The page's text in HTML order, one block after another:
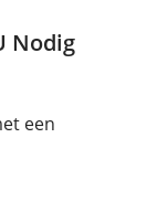
Nodig
een